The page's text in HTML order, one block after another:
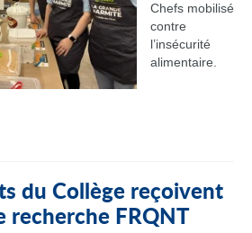
Chefs mobilisé
contre
l’insécurité
alimentaire.
du Collège reçoivent
recherche FRQNT